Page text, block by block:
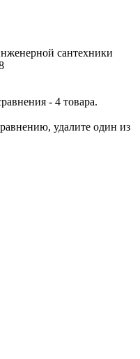
сантехники
- 4 товара.
удалите один из